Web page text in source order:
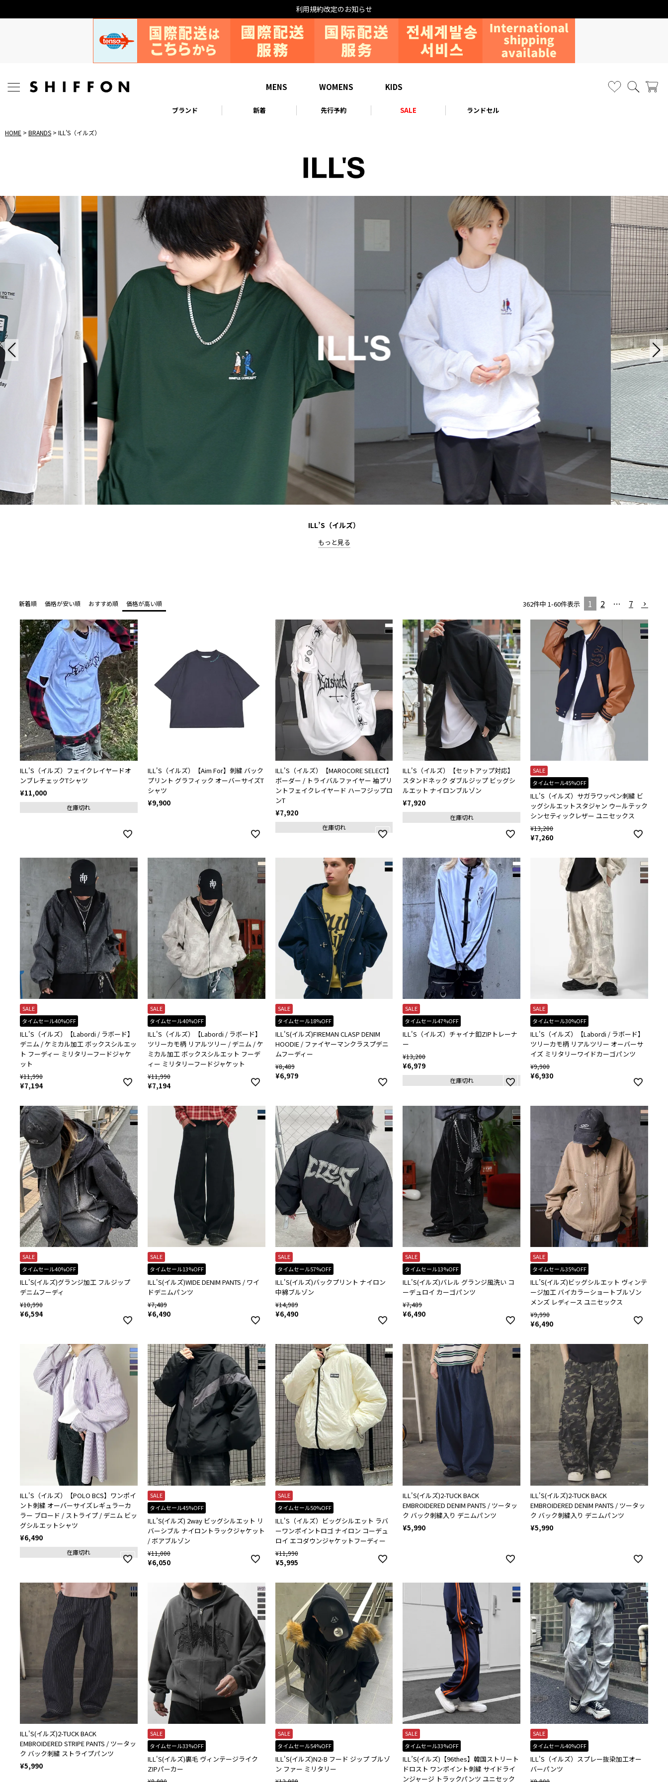
なりすまし・いたずら注文について
MENS WOMENS KIDS
ブランド 新着 先行予約 SALE ランドセル
HOME BRANDS ILL’S（イルズ）
ILL’S（イルズ）
新着順 価格が安い順 おすすめ順 価格が高い順 362件中 1-60件表示 1 2 … 7
ILL'S（イルズ）フェイクレイヤードオ
ンブレチェックTシャツ
¥11,000
在庫切れ
ILL'S（イルズ）【Aim For】刺繍 バック
プリント グラフィック オーバーサイズT
シャツ
¥9,900
ILL'S（イルズ）【MAROCORE SELECT】
ボーダー / トライバルファイヤー 袖プリ
ントフェイクレイヤード ハーフジップロ
ンT
¥7,920
在庫切れ
ILL'S（イルズ）【セットアップ対応】
スタンドネック ダブルジップ ビッグシ
ルエット ナイロンブルゾン
¥7,920
在庫切れ
SALE
タイムセール45%OFF
ILL'S（イルズ）サガラワッペン刺繍 ビ
ッグシルエットスタジャン ウールテック
シンセティックレザー ユニセックス
¥13,200
¥7,260
SALE
タイムセール40%OFF
ILL'S（イルズ）【Labordi / ラボード】
デニム / ケミカル加工 ボックスシルエッ
ト フーディー ミリタリーフードジャケ
ット
¥11,990
¥7,194
SALE
タイムセール40%OFF
ILL'S（イルズ）【Labordi / ラボード】
ツリーカモ柄 リアルツリー / デニム / ケ
ミカル加工 ボックスシルエット フーデ
ィー ミリタリーフードジャケット
¥11,990
¥7,194
SALE
タイムセール18%OFF
ILL'S(イルズ)FIREMAN CLASP DENIM
HOODIE / ファイヤーマンクラスプデニ
ムフーディー
¥8,489
¥6,979
SALE
タイムセール47%OFF
ILL'S（イルズ）チャイナ釦ZIPトレーナ
ー
¥13,200
¥6,979
在庫切れ
SALE
タイムセール30%OFF
ILL'S（イルズ）【Labordi / ラボード】
ツリーカモ柄 リアルツリー オーバーサ
イズ ミリタリーワイドカーゴパンツ
¥9,900
¥6,930
SALE
タイムセール40%OFF
ILL'S(イルズ)グランジ加工 フルジップ
デニムフーディ
¥10,990
¥6,594
SALE
タイムセール13%OFF
ILL'S(イルズ)WIDE DENIM PANTS / ワイ
ドデニムパンツ
¥7,489
¥6,490
SALE
タイムセール57%OFF
ILL'S(イルズ)バックプリント ナイロン
中綿ブルゾン
¥14,989
¥6,490
SALE
タイムセール13%OFF
ILL'S(イルズ)バレル グランジ風洗い コ
ーデュロイ カーゴパンツ
¥7,489
¥6,490
SALE
タイムセール35%OFF
ILL’S(イルズ)ビッグシルエット ヴィンテ
ージ加工 バイカラーショートブルゾン
メンズ レディース ユニセックス
¥9,990
¥6,490
ILL'S（イルズ）【POLO BCS】ワンポイ
ント刺繍 オーバーサイズレギュラーカ
ラー ブロード / ストライプ / デニム ビッ
グシルエットシャツ
¥6,490
在庫切れ
SALE
タイムセール45%OFF
ILL’S(イルズ) 2way ビッグシルエット リ
バーシブル ナイロントラックジャケット
/ ボアブルゾン
¥11,000
¥6,050
SALE
タイムセール50%OFF
ILL'S（イルズ）ビッグシルエット ラバ
ーワンポイントロゴ ナイロン コーデュ
ロイ エコダウンジャケットフーディー
¥11,990
¥5,995
ILL'S(イルズ)2-TUCK BACK
EMBROIDERED DENIM PANTS / ツータッ
ク バック刺繍入り デニムパンツ
¥5,990
ILL'S(イルズ)2-TUCK BACK
EMBROIDERED DENIM PANTS / ツータッ
ク バック刺繍入り デニムパンツ
¥5,990
ILL'S(イルズ)2-TUCK BACK
EMBROIDERED STRIPE PANTS / ツータッ
ク バック刺繍 ストライプパンツ
¥5,990
SALE
タイムセール33%OFF
ILL'S(イルズ)裏毛 ヴィンテージライク
ZIPパーカー
SALE
タイムセール54%OFF
ILL'S(イルズ)N2-B フード ジップ ブルゾ
ン ファー ミリタリー
SALE
タイムセール33%OFF
ILL’S(イルズ)【96thes】韓国ストリート
ドロスト ワンポイント刺繍 サイドライ
ンジャージ トラックパンツ ユニセック
SALE
タイムセール40%OFF
ILL'S（イルズ）スプレー抜染加工オー
バーパンツ